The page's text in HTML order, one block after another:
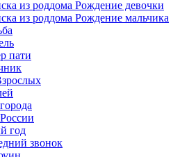
из роддома Рождение девочки
из роддома Рождение мальчика
пати
год
звонок